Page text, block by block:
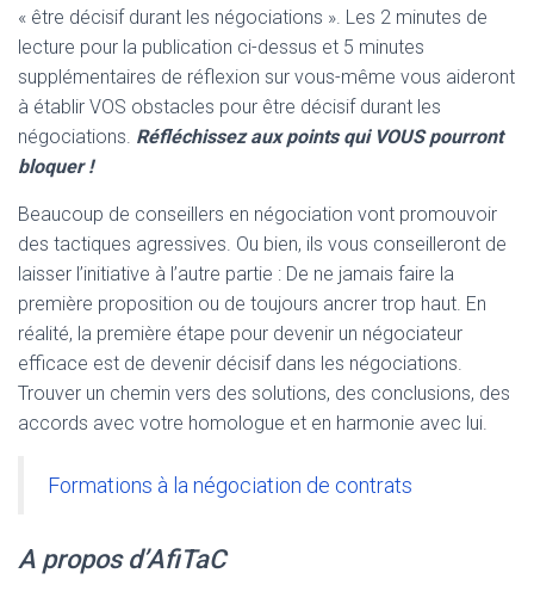
« être décisif durant les négociations ». Les 2 minutes de
lecture pour la publication ci-dessus et 5 minutes
supplémentaires de réflexion sur vous-même vous aideront
à établir VOS obstacles pour être décisif durant les
négociations. Réfléchissez aux points qui VOUS pourront
bloquer !
Beaucoup de conseillers en négociation vont promouvoir
des tactiques agressives. Ou bien, ils vous conseilleront de
laisser l’initiative à l’autre partie : De ne jamais faire la
première proposition ou de toujours ancrer trop haut. En
réalité, la première étape pour devenir un négociateur
efficace est de devenir décisif dans les négociations.
Trouver un chemin vers des solutions, des conclusions, des
accords avec votre homologue et en harmonie avec lui.
Formations à la négociation de contrats
A propos d’AfiTaC